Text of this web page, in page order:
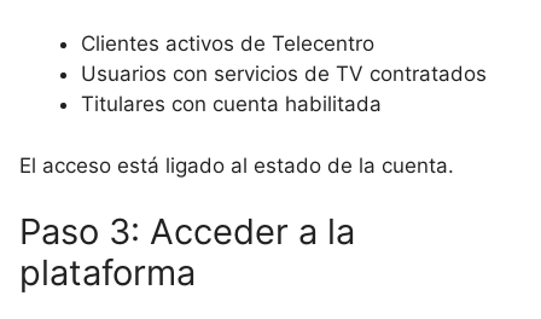
Clientes activos de Telecentro
Usuarios con servicios de TV contratados
Titulares con cuenta habilitada
El acceso está ligado al estado de la cuenta.
Paso 3: Acceder a la
plataforma